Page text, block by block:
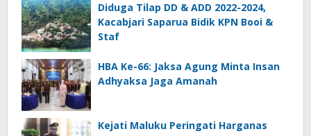
Diduga Tilap DD & ADD 2022-2024,
Kacabjari Saparua Bidik KPN Booi &
Staf
HBA Ke-66: Jaksa Agung Minta Insan
Adhyaksa Jaga Amanah
Kejati Maluku Peringati Harganas